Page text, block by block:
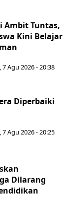
Ambit Tuntas,
Kini Belajar
7 Agu 2026 - 20:38
Diperbaiki
7 Agu 2026 - 20:25
Dilarang